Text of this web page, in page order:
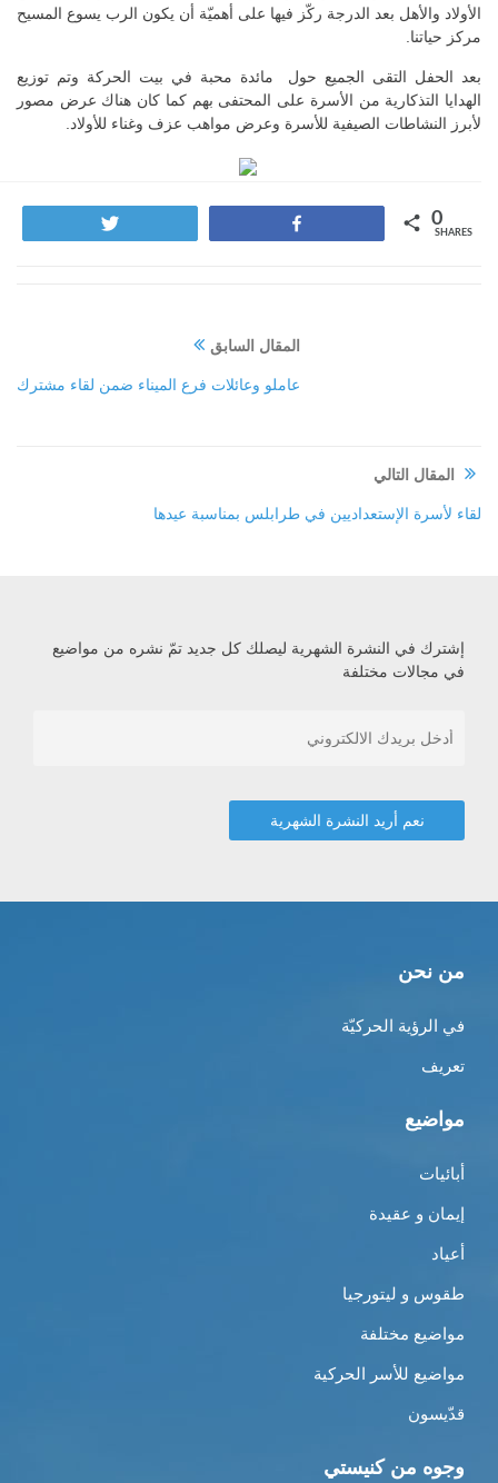
والأهل بعد الدرجة ركّز فيها على أهميّة أن يكون الرب يسوع المسيح
حياتنا.
الحفل التقى الجميع حول مائدة محبة في بيت الحركة وتم توزيع
التذكارية من الأسرة على المحتفى بهم كما كان هناك عرض مصور
النشاطات الصيفية للأسرة وعرض مواهب عزف وغناء للأولاد.
المقال السابق
عاملو وعائلات فرع الميناء ضمن لقاء مشترك
المقال التالي
لأسرة الإستعداديين في طرابلس بمناسبة عيدها
في النشرة الشهرية ليصلك كل جديد تمّ نشره من مواضيع
مجالات مختلفة
نحن
الرؤية الحركيّة
و عقيدة
و ليتورجيا
مختلفة
للأسر الحركية
من كنيستي